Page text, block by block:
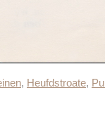
, Heufdstroate,